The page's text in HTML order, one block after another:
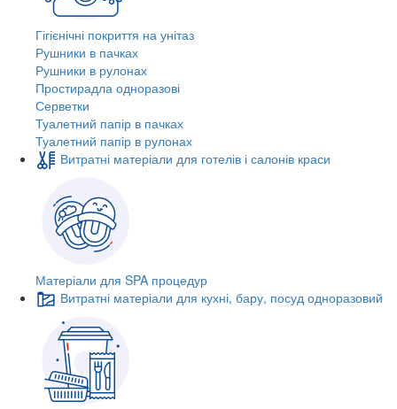
Гігієнічні покриття на унітаз
Рушники в пачках
Рушники в рулонах
Простирадла одноразові
Серветки
Туалетний папір в пачках
Туалетний папір в рулонах
Витратні матеріали для готелів і салонів краси
Матеріали для SPA процедур
Витратні матеріали для кухні, бару, посуд одноразовий